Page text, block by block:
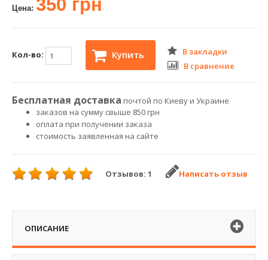
Цена: 350 грн
Кол-во: Купить
В закладки
В сравнение
Бесплатная доставка почтой по Киеву и Украине
заказов на сумму свыше 850 грн
оплата при получении заказа
стоимость заявленная на сайте
Отзывов: 1 Написать отзыв
ОПИСАНИЕ